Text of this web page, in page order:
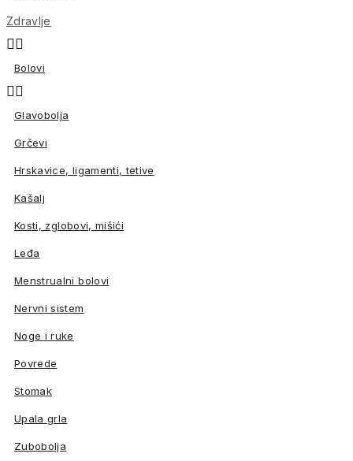
Zdravlje

Bolovi

Glavobolja
Grčevi
Hrskavice, ligamenti, tetive
Kašalj
Kosti, zglobovi, mišići
Leđa
Menstrualni bolovi
Nervni sistem
Noge i ruke
Povrede
Stomak
Upala grla
Zubobolja